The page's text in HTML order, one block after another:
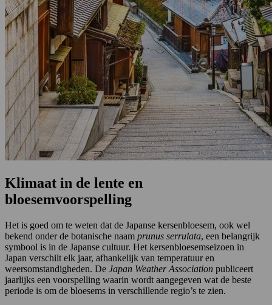
Klimaat in de lente en
bloesemvoorspelling
Het is goed om te weten dat de Japanse kersenbloesem, ook wel
bekend onder de botanische naam prunus serrulata, een belangrijk
symbool is in de Japanse cultuur. Het kersenbloesemseizoen in
Japan verschilt elk jaar, afhankelijk van temperatuur en
weersomstandigheden. De Japan Weather Association publiceert
jaarlijks een voorspelling waarin wordt aangegeven wat de beste
periode is om de bloesems in verschillende regio’s te zien.